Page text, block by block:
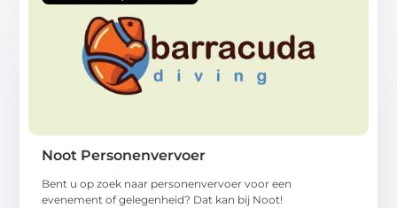
Noot Personenvervoer
Bent u op zoek naar personenvervoer voor een
evenement of gelegenheid? Dat kan bij Noot!